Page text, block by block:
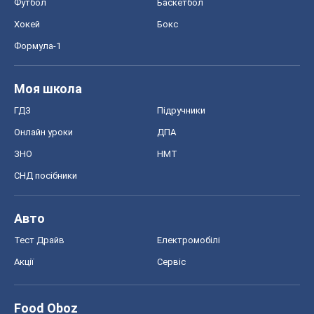
Футбол Баскетбол
Хокей Бокс
Формула-1
Моя школа
ГДЗ Підручники
Онлайн уроки ДПА
ЗНО НМТ
СНД посібники
Авто
Тест Драйв Електромобілі
Акції Сервіс
Food Oboz